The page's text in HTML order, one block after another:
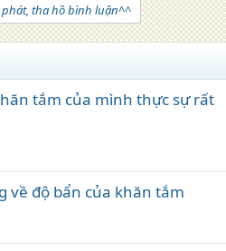
tha hồ bình luận^^
tắm của mình thực sự rất
về độ bẩn của khăn tắm